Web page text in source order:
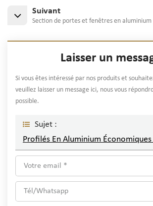
Suivant
Section de portes et fenêtres en aluminium
Laisser un
Si vous êtes intéressé par nos produits et
veuillez laisser un message ici, nous vous
possible.
Sujet :